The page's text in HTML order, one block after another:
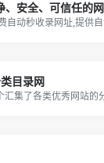
、安全、可信任的
自动秒收录网址,提供
目录网
汇集了各类优秀网站的